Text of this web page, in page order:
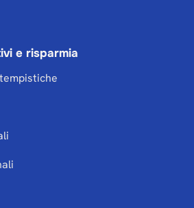
e risparmia